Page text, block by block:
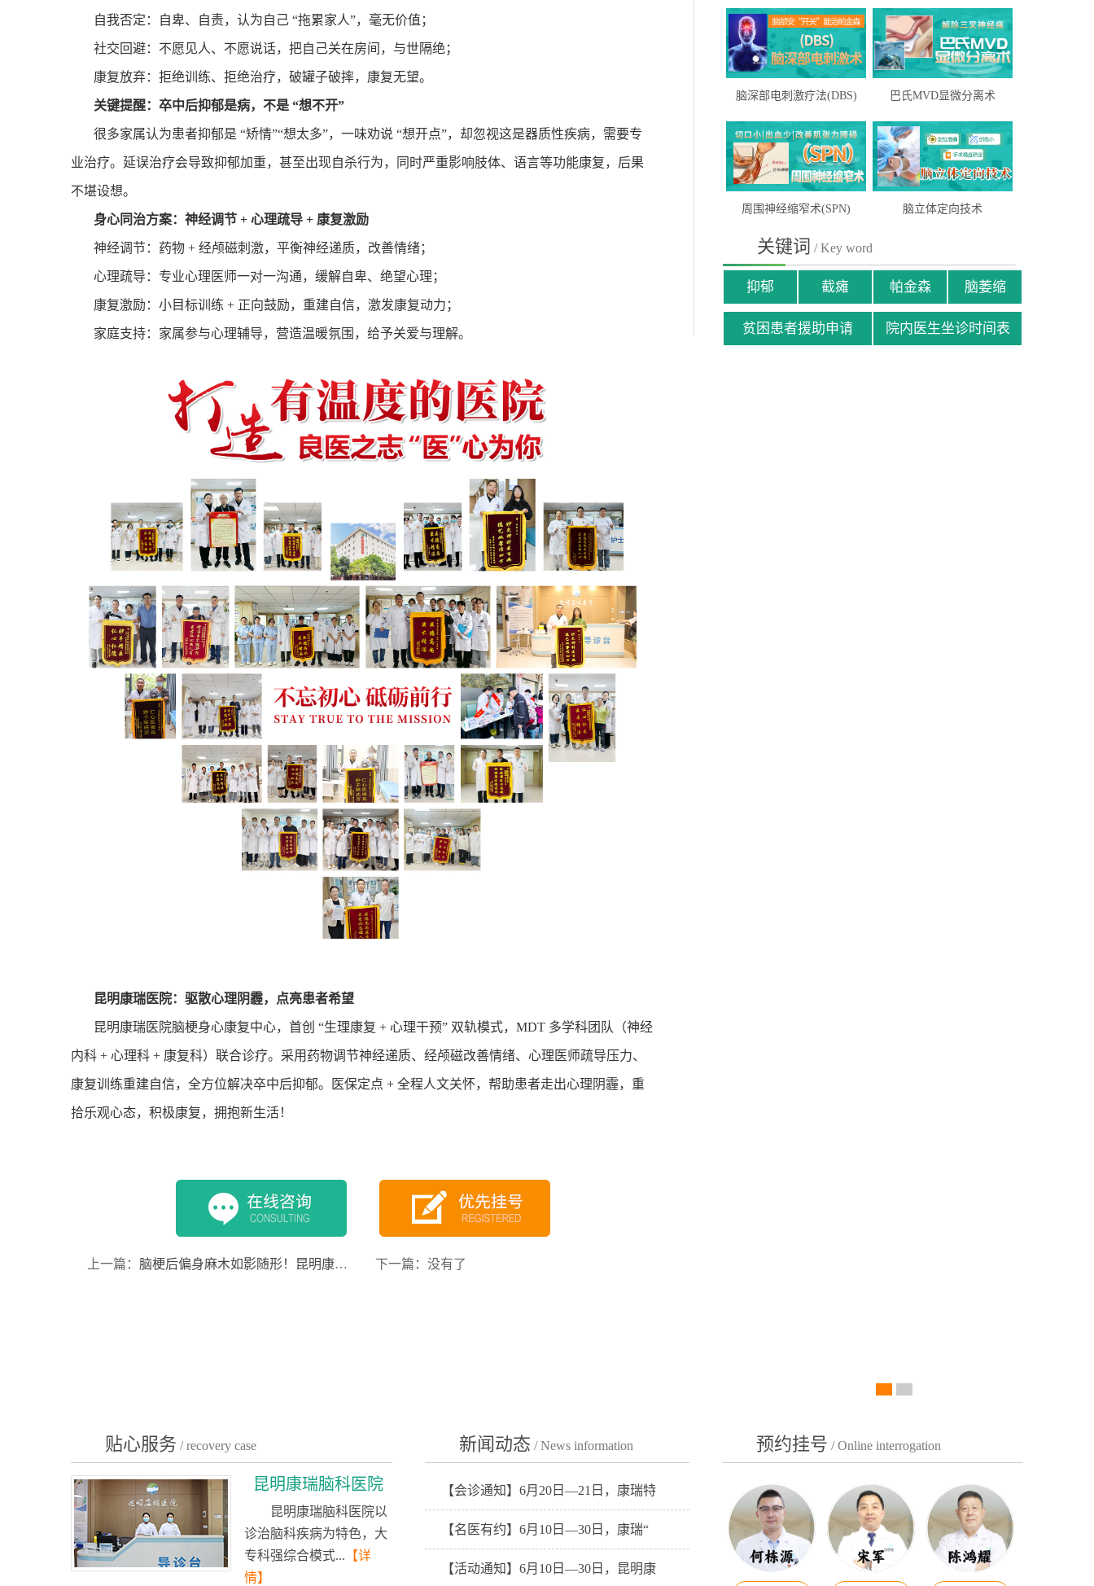
自我否定：自卑、自责，认为自己 “拖累家人”，毫无价值；
社交回避：不愿见人、不愿说话，把自己关在房间，与世隔绝；
康复放弃：拒绝训练、拒绝治疗，破罐子破摔，康复无望。
关键提醒：卒中后抑郁是病，不是 “想不开”
很多家属认为患者抑郁是 “矫情”“想太多”，一味劝说 “想开点”，却忽视这是器质性疾病，需要专
业治疗。延误治疗会导致抑郁加重，甚至出现自杀行为，同时严重影响肢体、语言等功能康复，后果
不堪设想。
身心同治方案：神经调节 + 心理疏导 + 康复激励
神经调节：药物 + 经颅磁刺激，平衡神经递质，改善情绪；
心理疏导：专业心理医师一对一沟通，缓解自卑、绝望心理；
康复激励：小目标训练 + 正向鼓励，重建自信，激发康复动力；
家庭支持：家属参与心理辅导，营造温暖氛围，给予关爱与理解。
昆明康瑞医院：驱散心理阴霾，点亮患者希望
昆明康瑞医院脑梗身心康复中心，首创 “生理康复 + 心理干预” 双轨模式， MDT 多学科团队（神经
内科 + 心理科 + 康复科）联合诊疗。采用药物调节神经递质、经颅磁改善情绪、心理医师疏导压力、
康复训练重建自信，全方位解决卒中后抑郁。医保定点 + 全程人文关怀，帮助患者走出心理阴霾，重
拾乐观心态，积极康复，拥抱新生活！
上一篇： 脑梗后偏身麻木如影随形！昆明康瑞医院终结脑梗“感觉异常痛苦” 下一篇：没有了
脑深部电刺激疗法(DBS) 巴氏MVD显微分离术
周围神经缩窄术(SPN) 脑立体定向技术
关键词 / Key word
抑郁 截瘫 帕金森 脑萎缩
贫困患者援助申请 院内医生坐诊时间表
贴心服务 / recovery case
昆明康瑞脑科医院
昆明康瑞脑科医院以
诊治脑科疾病为特色，大
专科强综合模式... 【详
情】
新闻动态 / News information
【会诊通知】6月20日—21日，康瑞特
【名医有约】6月10日—30日，康瑞“
【活动通知】6月10日—30日，昆明康
预约挂号 / Online interrogation